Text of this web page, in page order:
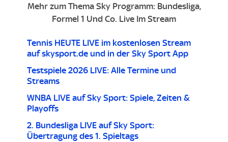
Mehr zum Thema Sky Programm: Bundesliga,
Formel 1 Und Co. Live Im Stream
Tennis HEUTE LIVE im kostenlosen Stream
auf skysport.de und in der Sky Sport App
Testspiele 2026 LIVE: Alle Termine und
Streams
WNBA LIVE auf Sky Sport: Spiele, Zeiten &
Playoffs
2. Bundesliga LIVE auf Sky Sport:
Übertragung des 1. Spieltags